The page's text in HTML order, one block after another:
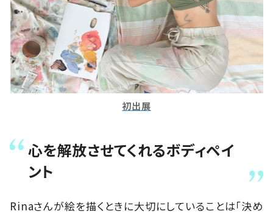
初出展
心を解放させてくれるボディペイ
ント
Rinaさんが絵を描くときに大切にしていることは「決め